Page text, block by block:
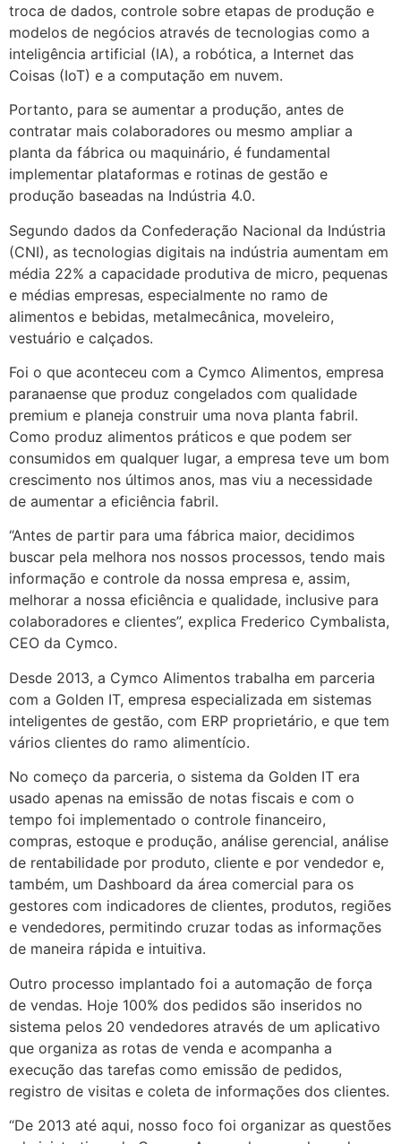
troca de dados, controle sobre etapas de produção e
modelos de negócios através de tecnologias como a
inteligência artificial (IA), a robótica, a Internet das
Coisas (IoT) e a computação em nuvem.
Portanto, para se aumentar a produção, antes de
contratar mais colaboradores ou mesmo ampliar a
planta da fábrica ou maquinário, é fundamental
implementar plataformas e rotinas de gestão e
produção baseadas na Indústria 4.0.
Segundo dados da Confederação Nacional da Indústria
(CNI), as tecnologias digitais na indústria aumentam em
média 22% a capacidade produtiva de micro, pequenas
e médias empresas, especialmente no ramo de
alimentos e bebidas, metalmecânica, moveleiro,
vestuário e calçados.
Foi o que aconteceu com a Cymco Alimentos, empresa
paranaense que produz congelados com qualidade
premium e planeja construir uma nova planta fabril.
Como produz alimentos práticos e que podem ser
consumidos em qualquer lugar, a empresa teve um bom
crescimento nos últimos anos, mas viu a necessidade
de aumentar a eficiência fabril.
“Antes de partir para uma fábrica maior, decidimos
buscar pela melhora nos nossos processos, tendo mais
informação e controle da nossa empresa e, assim,
melhorar a nossa eficiência e qualidade, inclusive para
colaboradores e clientes”, explica Frederico Cymbalista,
CEO da Cymco.
Desde 2013, a Cymco Alimentos trabalha em parceria
com a Golden IT, empresa especializada em sistemas
inteligentes de gestão, com ERP proprietário, e que tem
vários clientes do ramo alimentício.
No começo da parceria, o sistema da Golden IT era
usado apenas na emissão de notas fiscais e com o
tempo foi implementado o controle financeiro,
compras, estoque e produção, análise gerencial, análise
de rentabilidade por produto, cliente e por vendedor e,
também, um Dashboard da área comercial para os
gestores com indicadores de clientes, produtos, regiões
e vendedores, permitindo cruzar todas as informações
de maneira rápida e intuitiva.
Outro processo implantado foi a automação de força
de vendas. Hoje 100% dos pedidos são inseridos no
sistema pelos 20 vendedores através de um aplicativo
que organiza as rotas de venda e acompanha a
execução das tarefas como emissão de pedidos,
registro de visitas e coleta de informações dos clientes.
“De 2013 até aqui, nosso foco foi organizar as questões